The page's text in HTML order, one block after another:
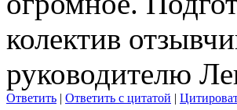
колектив
руководителю
Ответить | Ответить с цитатой |